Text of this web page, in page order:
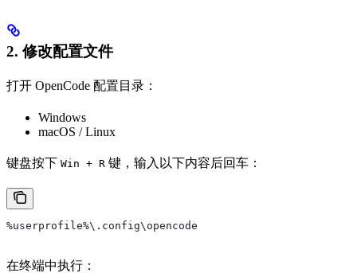
2. 修改配置文件
打开 OpenCode 配置目录：
Windows
macOS / Linux
键盘按下 Win + R 键，输入以下内容后回车：
%userprofile%\.config\opencode
在终端中执行：